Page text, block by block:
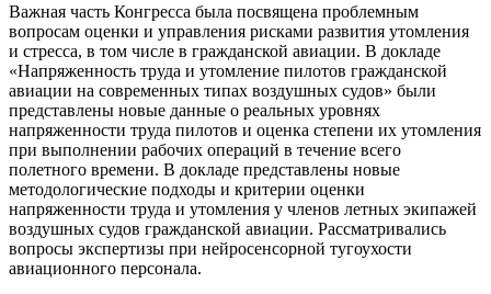
Важная часть Конгресса была посвящена проблемным
вопросам оценки и управления рисками развития утомления
и стресса, в том числе в гражданской авиации. В докладе
«Напряженность труда и утомление пилотов гражданской
авиации на современных типах воздушных судов» были
представлены новые данные о реальных уровнях
напряженности труда пилотов и оценка степени их утомления
при выполнении рабочих операций в течение всего
полетного времени. В докладе представлены новые
методологические подходы и критерии оценки
напряженности труда и утомления у членов летных экипажей
воздушных судов гражданской авиации. Рассматривались
вопросы экспертизы при нейросенсорной тугоухости
авиационного персонала.